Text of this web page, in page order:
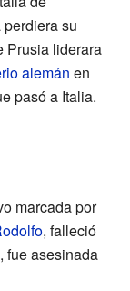
su
Prusia liderara
alemán en
pasó a Italia.
marcada por
, falleció
fue asesinada